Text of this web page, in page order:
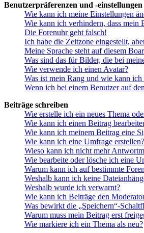
Benutzerpräferenzen und -einstellungen
Wie kann ich meine Einstellungen
Wie kann ich verhindern, dass mein
Die Forenuhr geht falsch!
Ich habe die Zeitzone eingestellt,
Meine Sprache steht auf diesem
Was sind das für Bilder, die bei
Wie verwende ich einen Avatar?
Was ist mein Rang und wie kann ich
Wenn ich bei einem Benutzer auf
Beiträge schreiben
Wie erstelle ich ein neues Thema
Wie kann ich einen Beitrag
Wie kann ich meinem Beitrag eine
Wie kann ich eine Umfrage erstellen?
Wieso kann ich nicht mehr
Wie bearbeite oder lösche ich eine
Warum kann ich auf bestimmte
Weshalb kann ich keine
Weshalb wurde ich verwarnt?
Wie kann ich Beiträge den
Was bewirkt die „Speichern“-
Warum muss mein Beitrag erst
Wie markiere ich ein Thema als neu?